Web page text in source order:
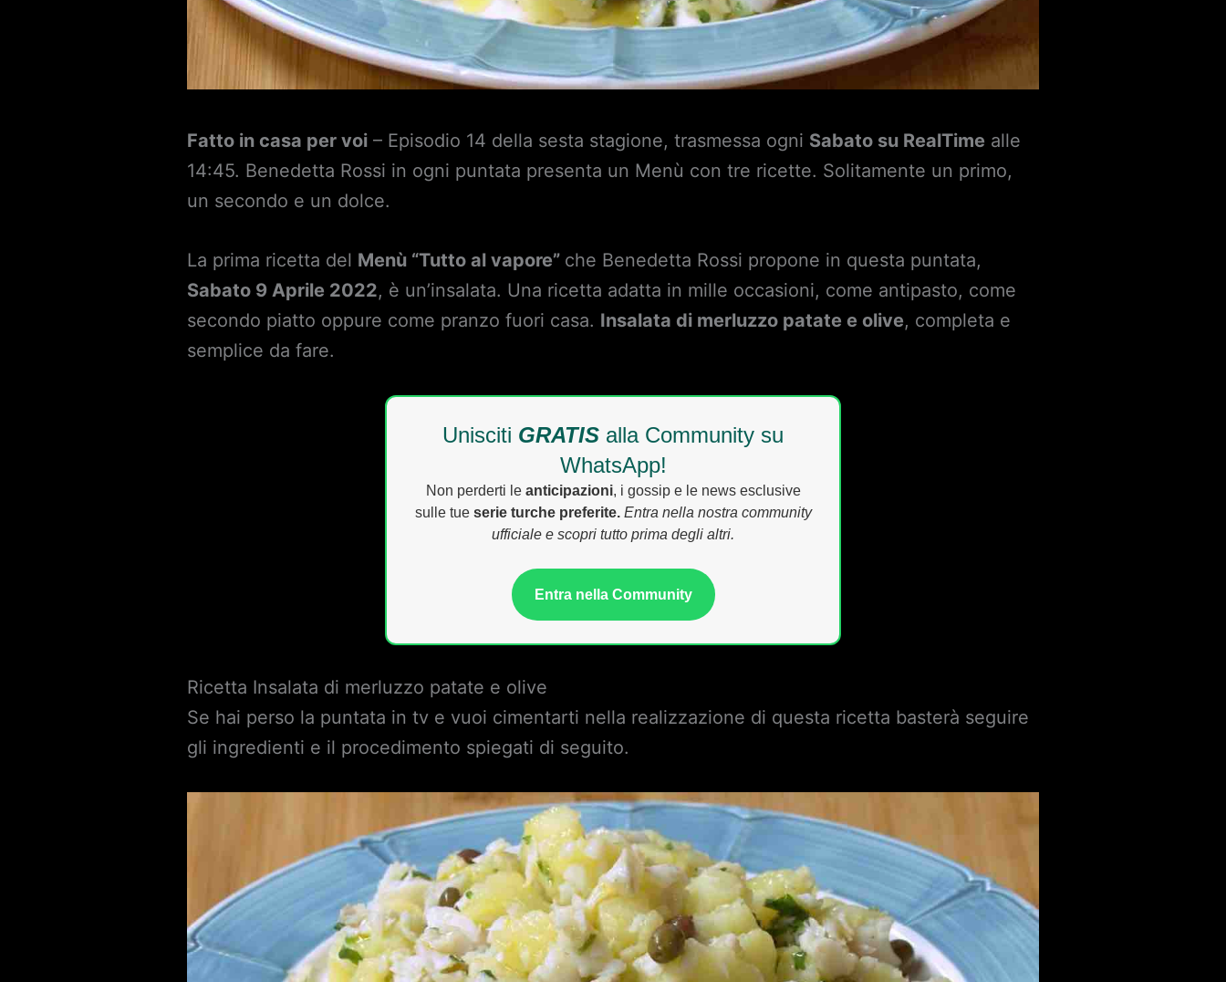
Fatto in casa per voi – Episodio 14 della sesta stagione, trasmessa ogni Sabato su RealTime alle
14:45. Benedetta Rossi in ogni puntata presenta un Menù con tre ricette. Solitamente un primo,
un secondo e un dolce.
La prima ricetta del Menù “Tutto al vapore” che Benedetta Rossi propone in questa puntata,
Sabato 9 Aprile 2022, è un’insalata. Una ricetta adatta in mille occasioni, come antipasto, come
secondo piatto oppure come pranzo fuori casa. Insalata di merluzzo patate e olive, completa e
semplice da fare.
Unisciti GRATIS alla Community su
WhatsApp!
Non perderti le anticipazioni, i gossip e le news esclusive
sulle tue serie turche preferite. Entra nella nostra community
ufficiale e scopri tutto prima degli altri.
Entra nella Community
Ricetta Insalata di merluzzo patate e olive
Se hai perso la puntata in tv e vuoi cimentarti nella realizzazione di questa ricetta basterà seguire
gli ingredienti e il procedimento spiegati di seguito.